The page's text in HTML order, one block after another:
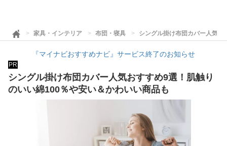
家具・インテリア 布団・寝具 シングル掛け布団カバー人気
『マイナビおすすめナビ』サービス終了のお知らせ
PR
シングル掛け布団カバー人気おすすめ9選！肌触り
のいい綿100％や安い＆かわいい商品も